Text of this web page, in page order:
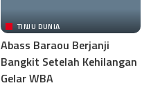
TINJU DUNIA
Abass Baraou Berjanji
Bangkit Setelah Kehilangan
Gelar WBA